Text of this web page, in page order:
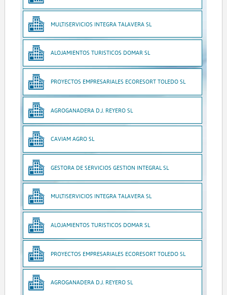
MULTISERVICIOS INTEGRA TALAVERA SL
ALOJAMIENTOS TURISTICOS DOMAR SL
PROYECTOS EMPRESARIALES ECORESORT TOLEDO SL
AGROGANADERA D.J. REYERO SL
CAVIAM AGRO SL
GESTORA DE SERVICIOS GESTION INTEGRAL SL
MULTISERVICIOS INTEGRA TALAVERA SL
ALOJAMIENTOS TURISTICOS DOMAR SL
PROYECTOS EMPRESARIALES ECORESORT TOLEDO SL
AGROGANADERA D.J. REYERO SL